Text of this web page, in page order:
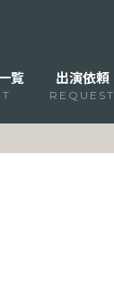
覧 出演依頼
REQUEST